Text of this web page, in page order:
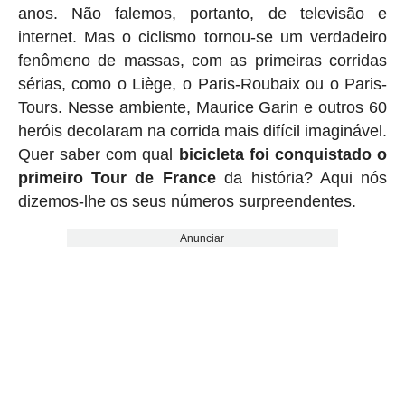
anos. Não falemos, portanto, de televisão e
internet. Mas o ciclismo tornou-se um verdadeiro
fenômeno de massas, com as primeiras corridas
sérias, como o Liège, o Paris-Roubaix ou o Paris-
Tours. Nesse ambiente, Maurice Garin e outros 60
heróis decolaram na corrida mais difícil imaginável.
Quer saber com qual bicicleta foi conquistado o
primeiro Tour de Franceda história? Aqui nós
dizemos-lhe os seus números surpreendentes.
Anunciar